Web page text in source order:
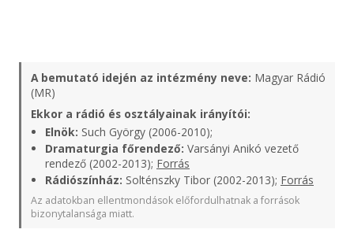
A bemutató idején az intézmény neve: Magyar Rádió
(MR)
Ekkor a rádió és osztályainak irányítói:
Elnök: Such György (2006-2010);
Dramaturgia főrendező: Varsányi Anikó vezető
rendező (2002-2013); Forrás
Rádiószínház: Solténszky Tibor (2002-2013); Forrás
Az adatokban ellentmondások előfordulhatnak a források
bizonytalansága miatt.